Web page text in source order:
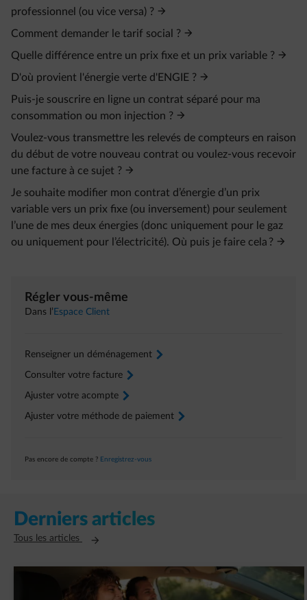
professionnel (ou vice versa) ?
Comment demander le tarif social ?
Quelle différence entre un prix fixe et un prix variable ?
D'où provient l'énergie verte d'ENGIE ?
Puis-je souscrire en ligne un contrat séparé pour ma
consommation ou mon injection ?
Voulez-vous transmettre les relevés de compteurs en raison
du début de votre nouveau contrat ou voulez-vous recevoir
une facture à ce sujet ?
Je souhaite modifier mon contrat d’énergie d’un prix
variable vers un prix fixe (ou inversement) pour seulement
l’une de mes deux énergies (donc uniquement pour le gaz
ou uniquement pour l’électricité). Où puis je faire cela ?
Régler vous-même
Dans l’ Espace Client
Renseigner un déménagement arrow-right
Consulter votre facture arrow-right
Ajuster votre acompte arrow-right
Ajuster votre méthode de paiement arrow-right
Pas encore de compte ? Enregistrez-vous
Derniers articles
Tous les articles Ouvre un nouvel onglet